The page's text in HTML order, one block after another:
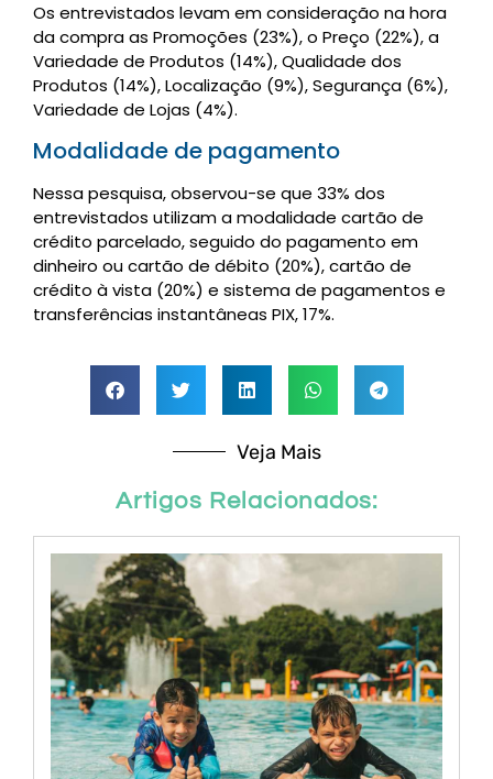
Os entrevistados levam em consideração na hora
da compra as Promoções (23%), o Preço (22%), a
Variedade de Produtos (14%), Qualidade dos
Produtos (14%), Localização (9%), Segurança (6%),
Variedade de Lojas (4%).
Modalidade de pagamento
Nessa pesquisa, observou-se que 33% dos
entrevistados utilizam a modalidade cartão de
crédito parcelado, seguido do pagamento em
dinheiro ou cartão de débito (20%), cartão de
crédito à vista (20%) e sistema de pagamentos e
transferências instantâneas PIX, 17%.
Veja Mais
Artigos Relacionados: